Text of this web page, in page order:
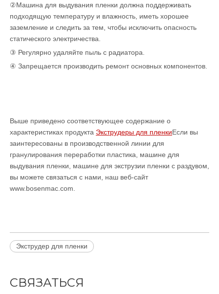
②Машина для выдувания пленки должна поддерживать
подходящую температуру и влажность, иметь хорошее
заземление и следить за тем, чтобы исключить опасность
статического электричества.
③ Регулярно удаляйте пыль с радиатора.
④ Запрещается производить ремонт основных компонентов.
Выше приведено соответствующее содержание о
характеристиках продукта Экструдеры для пленкиЕсли вы
заинтересованы в производственной линии для
гранулирования переработки пластика, машине для
выдувания пленки, машине для экструзии пленки с раздувом,
вы можете связаться с нами, наш веб-сайт
www.bosenmac.com.
Экструдер для пленки
СВЯЗАТЬСЯ